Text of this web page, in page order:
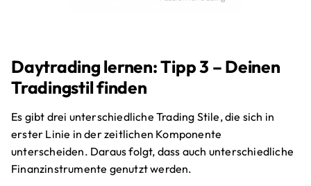
Daytrading lernen: Tipp 3 – Deinen
Tradingstil finden
Es gibt drei unterschiedliche Trading Stile, die sich in
erster Linie in der zeitlichen Komponente
unterscheiden. Daraus folgt, dass auch unterschiedliche
Finanzinstrumente genutzt werden.